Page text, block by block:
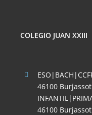
COLEGIO JUAN XXIII
46100 Burjassot
46100 Burjassot